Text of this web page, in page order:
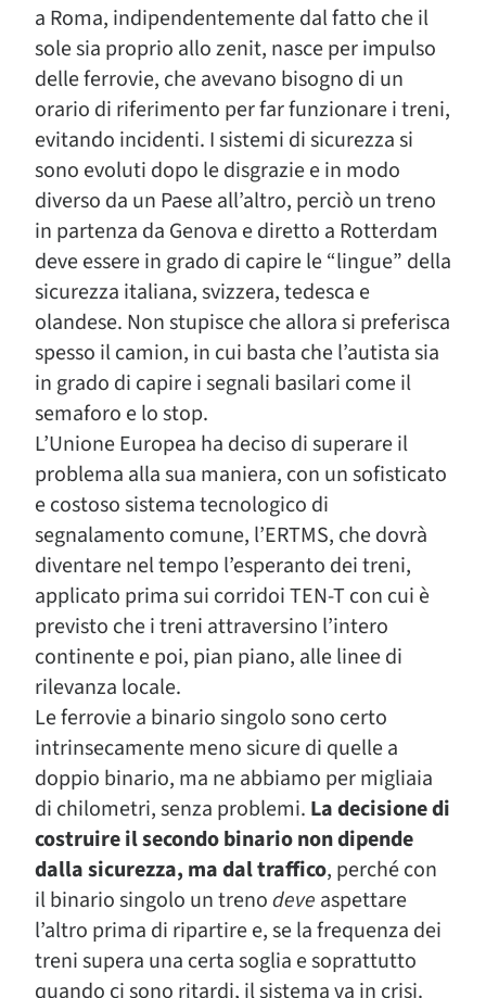
a Roma, indipendentemente dal fatto che il
sole sia proprio allo zenit, nasce per impulso
delle ferrovie, che avevano bisogno di un
orario di riferimento per far funzionare i treni,
evitando incidenti. I sistemi di sicurezza si
sono evoluti dopo le disgrazie e in modo
diverso da un Paese all’altro, perciò un treno
in partenza da Genova e diretto a Rotterdam
deve essere in grado di capire le “lingue” della
sicurezza italiana, svizzera, tedesca e
olandese. Non stupisce che allora si preferisca
spesso il camion, in cui basta che l’autista sia
in grado di capire i segnali basilari come il
semaforo e lo stop.
L’Unione Europea ha deciso di superare il
problema alla sua maniera, con un sofisticato
e costoso sistema tecnologico di
segnalamento comune, l’ERTMS, che dovrà
diventare nel tempo l’esperanto dei treni,
applicato prima sui corridoi TEN-T con cui è
previsto che i treni attraversino l’intero
continente e poi, pian piano, alle linee di
rilevanza locale.
Le ferrovie a binario singolo sono certo
intrinsecamente meno sicure di quelle a
doppio binario, ma ne abbiamo per migliaia
di chilometri, senza problemi. La decisione di
costruire il secondo binario non dipende
dalla sicurezza, ma dal traffico, perché con
il binario singolo un trenodeve aspettare
l’altro prima di ripartire e, se la frequenza dei
treni supera una certa soglia e soprattutto
quando ci sono ritardi, il sistema va in crisi.